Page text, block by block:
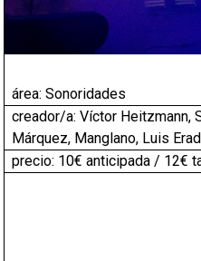
área:Sonoridades
creador/a: Víctor Heitzmann,
Márquez, Manglano, Luis
precio: 10€ anticipada / 12€